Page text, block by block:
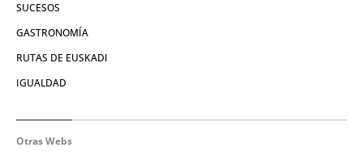
SUCESOS
GASTRONOMÍA
RUTAS DE EUSKADI
IGUALDAD
Otras Webs